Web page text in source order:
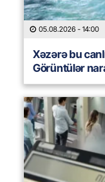
05.08.2026 - 14:00
Xəzərə bu
Görüntülər